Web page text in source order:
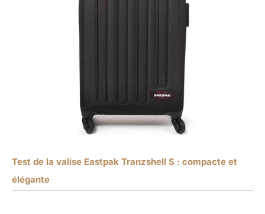
Test de la valise Eastpak Tranzshell S : compacte et
élégante